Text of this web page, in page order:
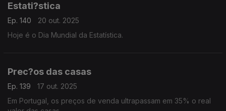
Estati?stica
Ep. 140
20 out. 2025
Hoje é o Dia Mundial da Estatística.
Prec?os das casas
Ep. 139
17 out. 2025
Em Portugal, os preços de venda ultrapassam em 35% o real